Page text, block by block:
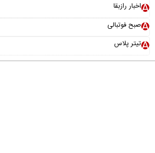
اخبار رازبقا
صبح فوتبالی
تیتر پلاس